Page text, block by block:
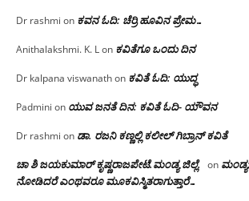
Dr rashmi on ಕವನ ಓದಿ: ಚೆರ್ರಿ ಹೂವಿನ ಪ್ರೇಮ…
Anithalakshmi. K. Lon ಕವಿತೆಗೂ ಒಂದು ದಿನ
Dr kalpana viswanathon ಕವಿತೆ ಓದಿ: ಯುದ್ಧ
Padmini on ಯುವ ಜನತೆ ದಿನ: ಕವಿತೆ ಓದಿ- ಯೌವನ
Dr rashmi on ಡಾ. ರಜನಿ‌ ಕಣ್ಣಲ್ಲಿ ಕಲೀಲ್ ಗಿಬ್ರಾನ್ ಕವಿತೆ
ಚಾ ಶಿ ಜಯಕುಮಾರ್ ಕೃಷ್ಣರಾಜಪೇಟೆ.ಮಂಡ್ಯ ಜಿಲ್ಲೆ. on
ನೋಡಿದರೆ ಎಂಥವರೂ ಮೂಕವಿಸ್ಮಿತರಾಗುತ್ತಾರೆ…